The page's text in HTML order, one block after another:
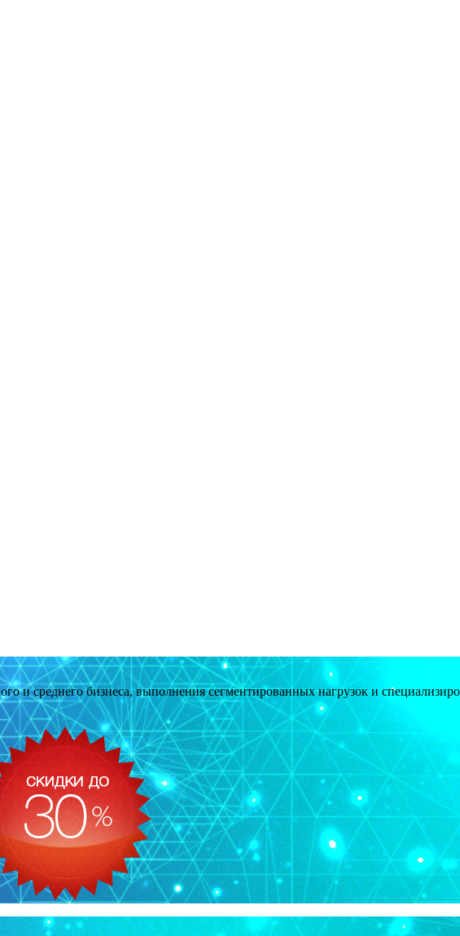
и среднего бизнеса, выполнения сегментированных нагрузок и